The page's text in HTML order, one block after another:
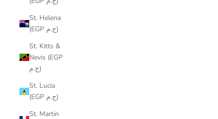
St. Helena
(EGP ج.م)
St. Kitts &
Nevis (EGP
ج.م)
St. Lucia
(EGP ج.م)
St. Martin